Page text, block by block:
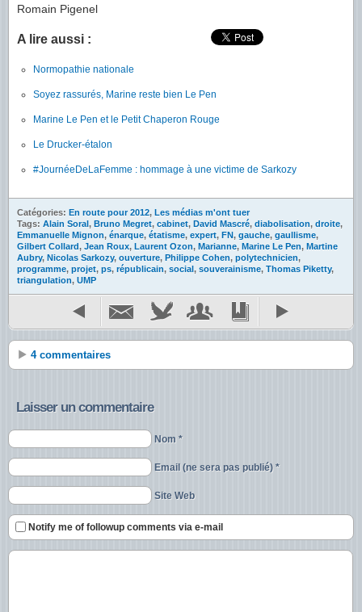
Romain Pigenel
A lire aussi :
Normopathie nationale
Soyez rassurés, Marine reste bien Le Pen
Marine Le Pen et le Petit Chaperon Rouge
Le Drucker-étalon
#JournéeDeLaFemme : hommage à une victime de Sarkozy
Catégories: En route pour 2012, Les médias m'ont tuer
Tags: Alain Soral, Bruno Megret, cabinet, David Mascré, diabolisation, droite,
Emmanuelle Mignon, énarque, étatisme, expert, FN, gauche, gaullisme,
Gilbert Collard, Jean Roux, Laurent Ozon, Marianne, Marine Le Pen, Martine
Aubry, Nicolas Sarkozy, ouverture, Philippe Cohen, polytechnicien,
programme, projet, ps, républicain, social, souverainisme, Thomas Piketty,
triangulation, UMP
4 commentaires
Laisser un commentaire
Nom *
Email (ne sera pas publié) *
Site Web
Notify me of followup comments via e-mail